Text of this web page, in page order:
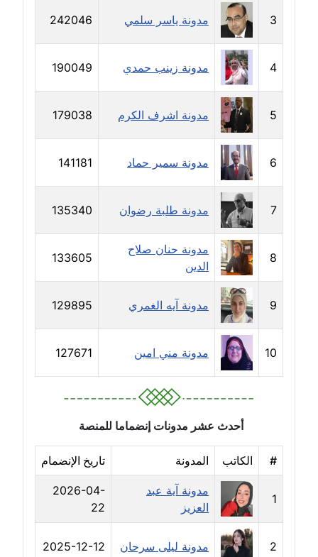
مدونة رهام معلا
عاملة
مدونة ريهام الخميسي
عاملة
مدونة زينات مطاوع
عاملة
مدونة زينب ابو الفضل
عاملة
مدونة زينب حمدي
عاملة
مدونة سارة ابراهيم
عاملة
مدونة سارة القصبي
عاملة
مدونة سارة سعيد
مدونة سالي علاء الدين
عاملة
مدونة سامح رشاد
عاملة
مدونة سامح طلعت
عاملة
3 مدونة ياسر سلمي 242046
4 مدونة زينب حمدي 190049
5 مدونة اشرف الكرم 179038
6 مدونة سمير حماد 141181
7 مدونة طلبة رضوان 135340
8
مدونة حنان صلاح
الدين
133605
9 مدونة آيه الغمري 129895
10 مدونة مني امين 127671
أحدث عشر مدونات إنضماما للمنصة
# الكاتب المدونة تاريخ الإنضمام
1
مدونة آية عبد
العزيز
2026-04-
22
2 مدونة ليلى سرحان 2025-12-12